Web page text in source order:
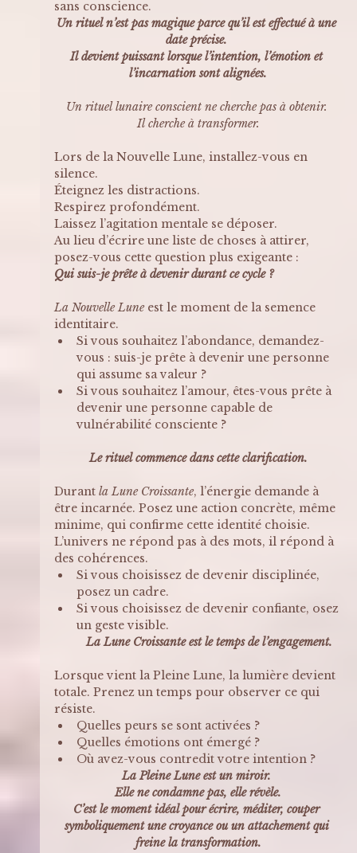
sans conscience.
Un rituel n’est pas magique parce qu’il est effectué à une
date précise.
Il devient puissant lorsque l’intention, l’émotion et
l’incarnation sont alignées.
Un rituel lunaire conscient ne cherche pas à obtenir.
Il cherche à transformer.
Lors de la Nouvelle Lune, installez-vous en
silence.
Éteignez les distractions.
Respirez profondément.
Laissez l’agitation mentale se déposer.
Au lieu d’écrire une liste de choses à attirer,
posez-vous cette question plus exigeante :
Qui suis-je prête à devenir durant ce cycle ?
La Nouvelle Lune est le moment de la semence
identitaire.
Si vous souhaitez l’abondance, demandez-
vous : suis-je prête à devenir une personne
qui assume sa valeur ?
Si vous souhaitez l’amour, êtes-vous prête à
devenir une personne capable de
vulnérabilité consciente ?
Le rituel commence dans cette clarification.
Durant la Lune Croissante, l’énergie demande à
être incarnée. Posez une action concrète, même
minime, qui confirme cette identité choisie.
L’univers ne répond pas à des mots, il répond à
des cohérences.
Si vous choisissez de devenir disciplinée,
posez un cadre.
Si vous choisissez de devenir confiante, osez
un geste visible.
La Lune Croissante est le temps de l’engagement.
Lorsque vient la Pleine Lune, la lumière devient
totale. Prenez un temps pour observer ce qui
résiste.
Quelles peurs se sont activées ?
Quelles émotions ont émergé ?
Où avez-vous contredit votre intention ?
La Pleine Lune est un miroir.
Elle ne condamne pas, elle révèle.
C’est le moment idéal pour écrire, méditer, couper
symboliquement une croyance ou un attachement qui
freine la transformation.